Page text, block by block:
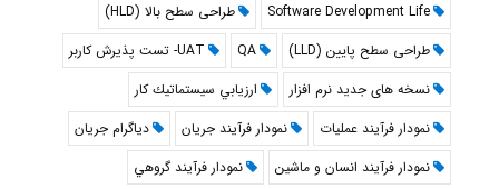
Software Development Life
طراحی سطح بالا (HLD)
طراحی سطح پایین (LLD)
QA
UAT- تست پذیرش کاربر
نسخه های جدید نرم افزار
ارزيابي سيستماتيك كار
نمودار فرآيند عمليات
نمودار فرآيند جريان
دياگرام جريان
نمودار فرآيند انسان و ماشين
نمودار فرآيند گروهي